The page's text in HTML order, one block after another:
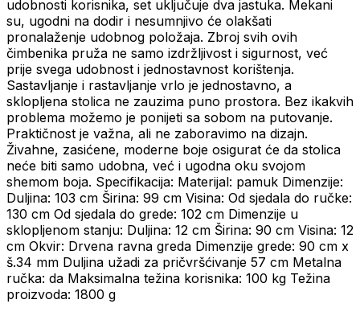
udobnosti korisnika, set uključuje dva jastuka. Mekani
su, ugodni na dodir i nesumnjivo će olakšati
pronalaženje udobnog položaja. Zbroj svih ovih
čimbenika pruža ne samo izdržljivost i sigurnost, već
prije svega udobnost i jednostavnost korištenja.
Sastavljanje i rastavljanje vrlo je jednostavno, a
sklopljena stolica ne zauzima puno prostora. Bez ikakvih
problema možemo je ponijeti sa sobom na putovanje.
Praktičnost je važna, ali ne zaboravimo na dizajn.
Živahne, zasićene, moderne boje osigurat će da stolica
neće biti samo udobna, već i ugodna oku svojom
shemom boja. Specifikacija: Materijal: pamuk Dimenzije:
Duljina: 103 cm Širina: 99 cm Visina: Od sjedala do ručke:
130 cm Od sjedala do grede: 102 cm Dimenzije u
sklopljenom stanju: Duljina: 12 cm Širina: 90 cm Visina: 12
cm Okvir: Drvena ravna greda Dimenzije grede: 90 cm x
š.34 mm Duljina užadi za pričvršćivanje 57 cm Metalna
ručka: da Maksimalna težina korisnika: 100 kg Težina
proizvoda: 1800 g